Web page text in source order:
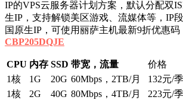
IP的VPS云服务器计划方案，默认分配双
生IP，支持解锁美区游戏、流媒体等，IP
国原生IP，可使用丽萨主机最新9折优惠码
CBP205DQJE
CPU 内存 SSD 带宽，流量 价格
1核
1G 20G 60Mbps，2TB/月 132元/季
1核
2G 40G 80Mbps，4TB/月 223元/季